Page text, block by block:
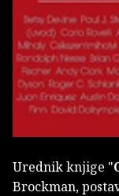
Urednik knjige "
Brockman,